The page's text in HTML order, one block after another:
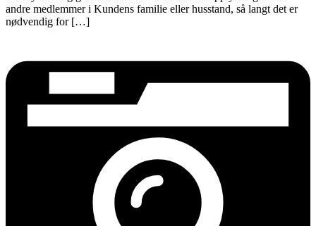
andre medlemmer i Kundens familie eller husstand, så langt det er
nødvendig for […]